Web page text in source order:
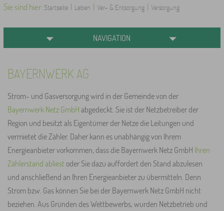
Sie sind hier: Startseite | Leben | Ver- & Entsorgung | Versorgung
NAVIGATION
BAYERNWERK AG
Strom- und Gasversorgung wird in der Gemeinde von der
Bayernwerk Netz GmbHabgedeckt. Sie ist der Netzbetreiber der
Region und besitzt als Eigentümer der Netze die Leitungen und
vermietet die Zähler. Daher kann es unabhängig von Ihrem
Energieanbieter vorkommen, dass die Bayernwerk Netz GmbH Ihren
Zählerstand abliestoder Sie dazu auffordert den Stand abzulesen
und anschließend an Ihren Energieanbieter zu übermitteln. Denn
Strom bzw. Gas können Sie bei der Bayernwerk Netz GmbH nicht
beziehen. Aus Gründen des Wettbewerbs, wurden Netzbetrieb und